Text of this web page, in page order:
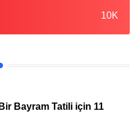
10K
Bayram Tatili için 11